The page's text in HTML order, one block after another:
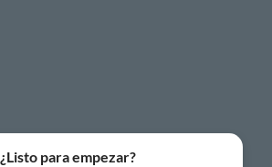
¿Listo para empezar?